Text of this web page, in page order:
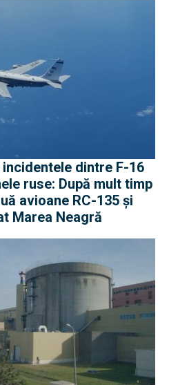
incidentele dintre F-16
ruse: După mult timp
avioane RC-135 și
Marea Neagră